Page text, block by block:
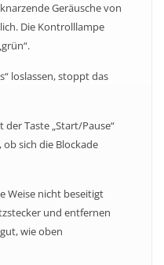
Geräusche von
Die Kontrolllampe
loslassen, stoppt das
Taste „Start/Pause“
sich die Blockade
Weise nicht beseitigt
und entfernen
wie oben